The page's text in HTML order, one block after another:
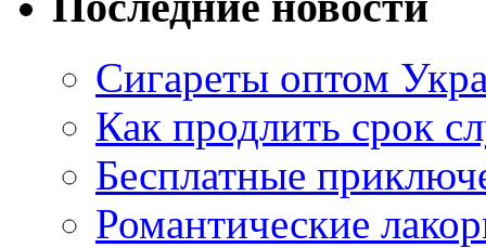
Сигареты оптом
Как продлить срок
Бесплатные
Романтические